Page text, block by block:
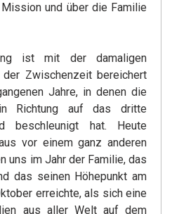
und über die Familie
ist mit der damaligen
Zwischenzeit bereichert
Jahre, in denen die
Richtung auf das dritte
beschleunigt hat. Heute
vor einem ganz anderen
uns im Jahr der Familie, das
das seinen Höhepunkt am
erreichte, als sich eine
aus aller Welt auf dem